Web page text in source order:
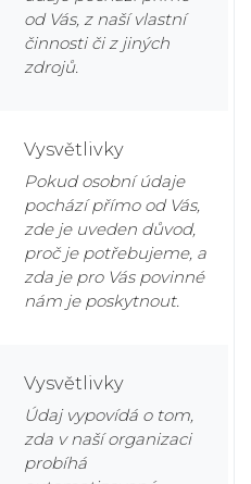
od Vás, z naší vlastní
činnosti či z jiných
zdrojů.
Vysvětlivky
Pokud osobní údaje
pochází přímo od Vás,
zde je uveden důvod,
proč je potřebujeme, a
zda je pro Vás povinné
nám je poskytnout.
Vysvětlivky
Údaj vypovídá o tom,
zda v naší organizaci
probíhá